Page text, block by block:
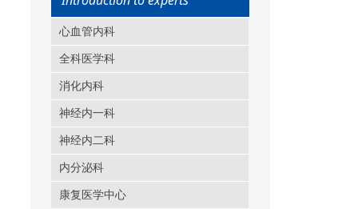
心血管内科
全科医学科
消化内科
神经内一科
神经内二科
内分泌科
康复医学中心